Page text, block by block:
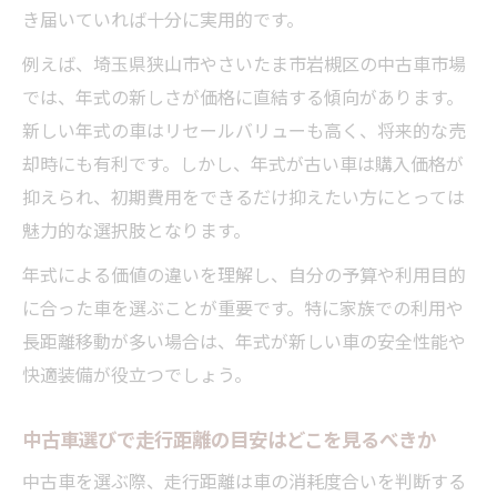
き届いていれば十分に実用的です。
例えば、埼玉県狭山市やさいたま市岩槻区の中古車市場
では、年式の新しさが価格に直結する傾向があります。
新しい年式の車はリセールバリューも高く、将来的な売
却時にも有利です。しかし、年式が古い車は購入価格が
抑えられ、初期費用をできるだけ抑えたい方にとっては
魅力的な選択肢となります。
年式による価値の違いを理解し、自分の予算や利用目的
に合った車を選ぶことが重要です。特に家族での利用や
長距離移動が多い場合は、年式が新しい車の安全性能や
快適装備が役立つでしょう。
中古車選びで走行距離の目安はどこを見るべきか
中古車を選ぶ際、走行距離は車の消耗度合いを判断する